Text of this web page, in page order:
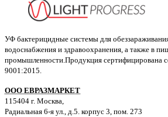
УФ бактерицидные системы для
водоснабжения и здравоохранения, а также в
промышленности.Продукция сертифицирована
9001:2015.
ООО ЕВРАЗМАРКЕТ
115404 г. Москва,
Радиальная 6-я ул., д.5. корпус 3, пом. 273